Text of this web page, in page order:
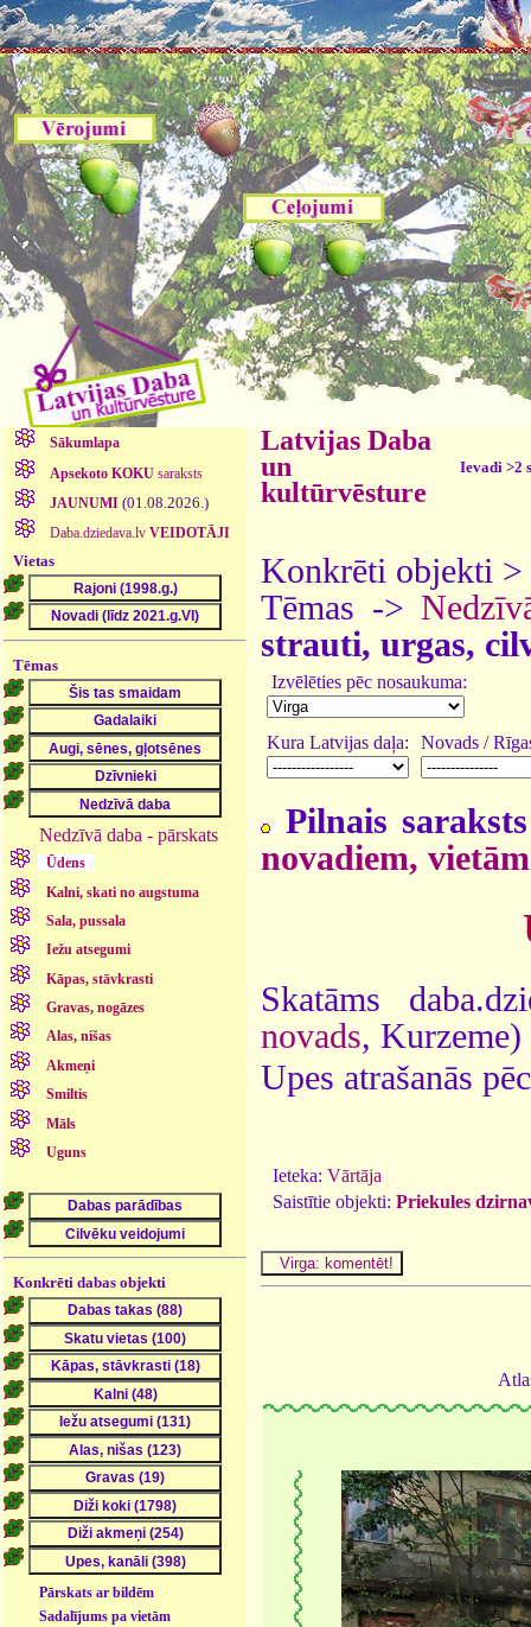
Sākumlapa
Apsekoto KOKUsaraksts
JAUNUMI (01.08.2026.)
Daba.dziedava.lv VEIDOTĀJI
Vietas
Tēmas
Nedzīvā daba - pārskats
Ūdens
Kalni, skati no augstuma
Sala, pussala
Iežu atsegumi
Kāpas, stāvkrasti
Gravas, nogāzes
Alas, nišas
Akmeņi
Smiltis
Māls
Uguns
Konkrēti dabas objekti
Pārskats ar bildēm
Sadalījums pa vietām
Latvijas Daba
un
kultūrvēsture
Ievadi >2
Konkrēti objekti >
Tēmas ->
strauti, urgas,
Izvēlēties pēc nosaukuma:
Kura Latvijas daļa: Novads /
Pilnais
novadiem, vietām
Skatāms
novads, Kurzeme)
Upes atrašanās
Ieteka: Vārtāja
Saistītie objekti: Priekules